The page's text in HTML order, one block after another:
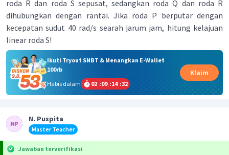
roda R dan roda S sepusat, sedangkan roda Q dan roda R
dihubungkan dengan rantai. Jika roda P berputar dengan
kecepatan sudut 40 rad/s searah jarum jam, hitung kelajuan
linear roda S!
Ikuti Tryout SNBT & Menangkan E-Wallet
100rb
Habis dalam
02 :09 :14 :32
Klaim
N. Puspita
Master Teacher
Jawaban terverifikasi